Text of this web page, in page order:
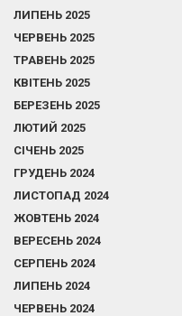
ЛИПЕНЬ 2025
ЧЕРВЕНЬ 2025
ТРАВЕНЬ 2025
КВІТЕНЬ 2025
БЕРЕЗЕНЬ 2025
ЛЮТИЙ 2025
СІЧЕНЬ 2025
ГРУДЕНЬ 2024
ЛИСТОПАД 2024
ЖОВТЕНЬ 2024
ВЕРЕСЕНЬ 2024
СЕРПЕНЬ 2024
ЛИПЕНЬ 2024
ЧЕРВЕНЬ 2024